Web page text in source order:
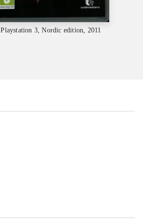
Playstation 3, Nordic edition, 2011